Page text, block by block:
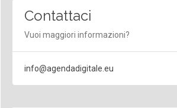
Contattaci
Vuoi maggiori informazioni?
info@agendadigitale.eu